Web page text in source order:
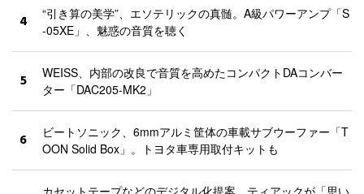
4
“引き算の美学”、エソテリックの真髄。A級パワーアンプ「S
-05XE」、魅惑の音質を聴く
5
WEISS、内部の改良で音質を高めたコンパクトDAコンバー
ター「DAC205-MK2」
6
ビートソニック、6mmアルミ筐体の車載サブウーファー「T
OON Solid Box」。トヨタ車専用取付キットも
カセットテープなどのデジタル化提案、ティアックが「思い